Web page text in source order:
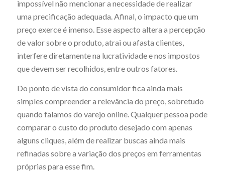
impossível não mencionar a necessidade de realizar
uma precificação adequada. Afinal, o impacto que um
preço exerce é imenso. Esse aspecto altera a percepção
de valor sobre o produto, atrai ou afasta clientes,
interfere diretamente na lucratividade e nos impostos
que devem ser recolhidos, entre outros fatores.
Do ponto de vista do consumidor fica ainda mais
simples compreender a relevância do preço, sobretudo
quando falamos do varejo online. Qualquer pessoa pode
comparar o custo do produto desejado com apenas
alguns cliques, além de realizar buscas ainda mais
refinadas sobre a variação dos preços em ferramentas
próprias para esse fim.